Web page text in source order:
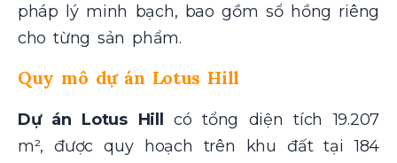
pháp lý minh bạch, bao gồm sổ hồng riêng
cho từng sản phẩm.
Quy mô dự án Lotus Hill
Dự án Lotus Hillcó tổng diện tích 19.207
m², được quy hoạch trên khu đất tại 184